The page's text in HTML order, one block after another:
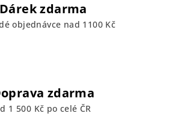
Dárek zdarma
objednávce nad 1100 Kč
zdarma
1 500 Kč po celé ČR